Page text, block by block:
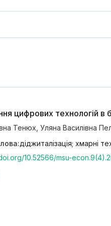
цифрових технологій в
Тенюх Уляна Василівна
діджиталізація; хмарні
10.52566/msu-